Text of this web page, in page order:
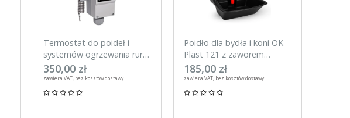
Termostat do poideł i
systemów ogrzewania rur,
Kerbl
350,00 zł
zawiera VAT, bez kosztów dostawy
Poidło dla bydła i koni OK
Plast 121 z zaworem
rurowym 3l
185,00 zł
zawiera VAT, bez kosztów dostawy